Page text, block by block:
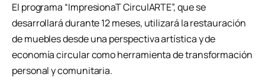
El programa “ImpresionaT CirculARTE”, que se
desarrollará durante 12 meses, utilizará la restauración
de muebles desde una perspectiva artística y de
economía circular como herramienta de transformación
personal y comunitaria.